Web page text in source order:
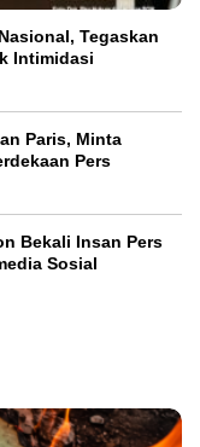
Tegaskan
Intimidasi
Paris, Minta
Pers
Bekali Insan Pers
Sosial